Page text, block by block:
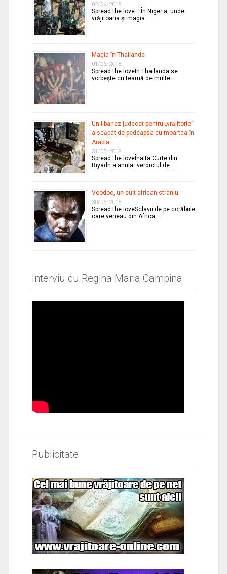
02/06/2018
Spread the love În Nigeria, unde
vrăjitoaria şi magia …
Magia în Thailanda
01/06/2018
Spread the loveÎn Thailanda se
vorbeşte cu teamă de multe …
Un libanez judecat pentru „vrăjitorie”
a scăpat de pedeapsa cu moartea în
Arabia
31/05/2018
Spread the loveÎnalta Curte din
Riyadh a anulat verdictul de …
Voodoo, un cult african straniu
30/05/2018
Spread the loveSclavii de pe corăbiile
care veneau din Africa, …
Interviu cu Regina Maria Campina
Publicitate